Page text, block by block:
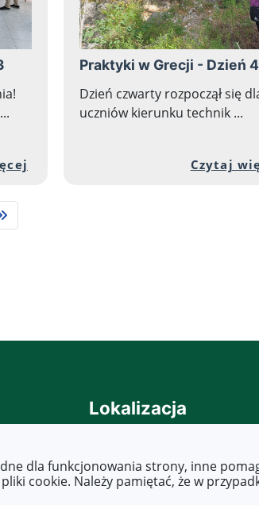
Praktyki w Grecji - Dzień 7
Przejdź do pełnej zawartości
Praktyki w Grecji - Dzień 4
Dzień czwarty rozpoczął się
uczniów kierunku technik ...
Czytaj
Lokalizacja
dla funkcjonowania strony, inne
cookie. Należy pamiętać, że w